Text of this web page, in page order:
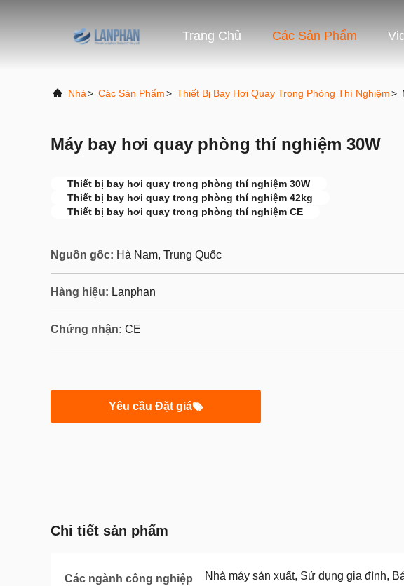
Trang Chủ Các Sản Phẩm
Nhà> Các Sản Phẩm> Thiết Bị Bay Hơi Quay Trong Phòng Thí Nghiệm>
Máy bay hơi quay phòng thí nghiệm 30W
Thiết bị bay hơi quay trong phòng thí nghiệm 30W
Thiết bị bay hơi quay trong phòng thí nghiệm 42kg
Thiết bị bay hơi quay trong phòng thí nghiệm CE
Nguồn gốc: Hà Nam, Trung Quốc
Hàng hiệu: Lanphan
Chứng nhận: CE
Yêu cầu Đặt giá
Chi tiết sản phẩm
Các ngành công nghiệp
Nhà máy sản xuất, Sử dụng gia đình,